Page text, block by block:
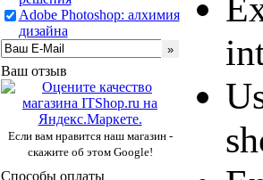
Adobe Photoshop: алхимия
дизайна
Ваш отзыв
Если вам нравится наш магазин -
скажите об этом Google!
Способы оплаты